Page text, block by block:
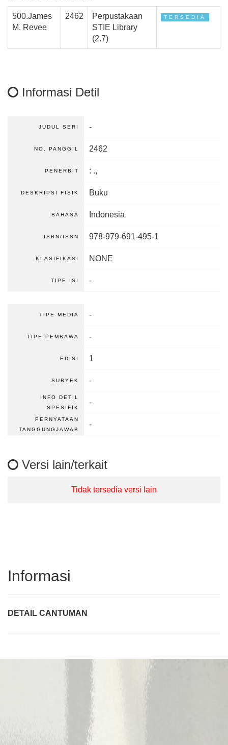
500.James
M. Revee
2462
Perpustakaan
STIE Library
(2.7)
TERSEDIA
Informasi Detil
JUDUL SERI -
NO. PANGGIL 2462
PENERBIT : .,
DESKRIPSI FISIK Buku
BAHASA Indonesia
ISBN/ISSN 978-979-691-495-1
KLASIFIKASI NONE
TIPE ISI -
TIPE MEDIA -
TIPE PEMBAWA -
EDISI 1
SUBYEK -
INFO DETIL
SPESIFIK
-
PERNYATAAN
TANGGUNGJAWAB
-
Versi lain/terkait
Tidak tersedia versi lain
Informasi
DETAIL CANTUMAN